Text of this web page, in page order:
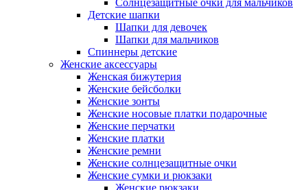
Солнцезащитные очки для мальчиков
Детские шапки
Шапки для девочек
Шапки для мальчиков
Спиннеры детские
Женские аксессуары
Женская бижутерия
Женские бейсболки
Женские зонты
Женские носовые платки подарочные
Женские перчатки
Женские платки
Женские ремни
Женские солнцезащитные очки
Женские сумки и рюкзаки
Женские рюкзаки